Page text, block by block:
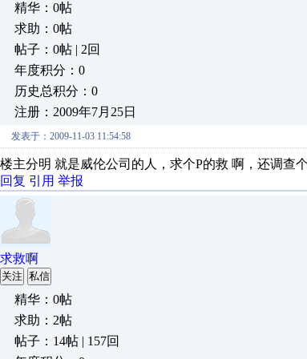
精华：0帖
求助：0帖
帖子：0帖 | 2回
年度积分：0
历史总积分：0
注册：2009年7月25日
发表于：2009-11-03 11:54:58
楼主分明 就是威伦公司的人，求个P的救 啊，还调查
回复 引用 举报
求救啊
关注 私信
精华：0帖
求助：2帖
帖子：14帖 | 157回